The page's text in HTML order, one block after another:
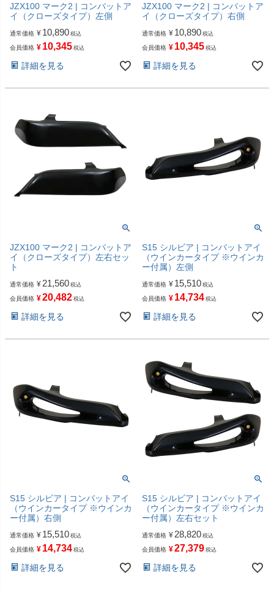
JZX100 マーク2 | コンバットア
イ（クローズタイプ）左側
通常価格 ¥ 10,890 税込
会員価格 ¥ 10,345 税込
詳細を見る
JZX100 マーク2 | コンバットア
イ（クローズタイプ）右側
通常価格 ¥ 10,890 税込
会員価格 ¥ 10,345 税込
詳細を見る
JZX100 マーク2 | コンバットア
イ（クローズタイプ）左右セッ
ト
通常価格 ¥ 21,560 税込
会員価格 ¥20,482 税込
詳細を見る
S15 シルビア | コンバットアイ
（ウインカータイプ ※ウインカ
ー付属）左側
通常価格 ¥ 15,510 税込
会員価格 ¥ 14,734 税込
詳細を見る
S15 シルビア | コンバットアイ
（ウインカータイプ ※ウインカ
ー付属）右側
通常価格 ¥ 15,510 税込
会員価格 ¥ 14,734 税込
詳細を見る
S15 シルビア | コンバットアイ
（ウインカータイプ ※ウインカ
ー付属）左右セット
通常価格 ¥ 28,820 税込
会員価格 ¥27,379 税込
詳細を見る